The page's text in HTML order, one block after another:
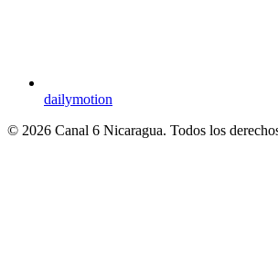
dailymotion
© 2026 Canal 6 Nicaragua. Todos los